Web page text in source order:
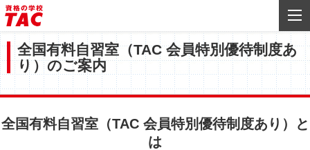
全国有料自習室（TAC 会員特別優待制度あ
り）のご案内
全国有料自習室（TAC 会員特別優待制度あり）と
は